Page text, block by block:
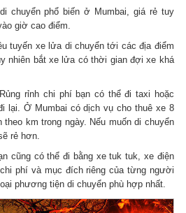
chuyển phổ biến ở Mumbai, giá rẻ tuy
giờ cao điểm.
tuyến xe lửa di chuyển tới các địa điểm
nhiên bắt xe lửa có thời gian đợi xe khá
rỉnh chi phí bạn có thể đi taxi hoặc
lại. Ở Mumbai có dịch vụ cho thuê xe 8
km trong ngày. Nếu muốn di chuyển
rẻ hơn.
cũng có thể đi bằng xe tuk tuk, xe điện
phí và mục đích riêng của từng người
phương tiện di chuyển phù hợp nhất.